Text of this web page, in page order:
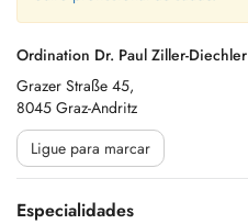
Ordination Dr. Paul Ziller-Diechler
Grazer Straße 45,
8045 Graz-Andritz
Ligue para marcar
Especialidades